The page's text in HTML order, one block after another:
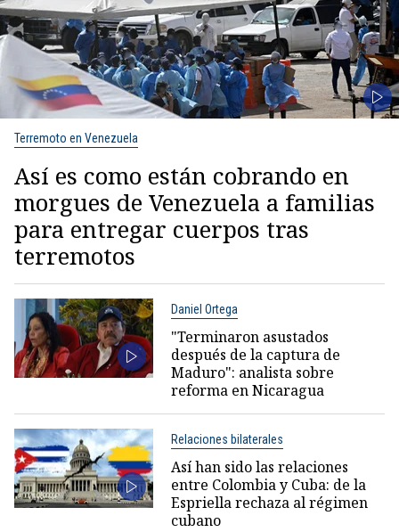
Terremoto en Venezuela
Así es como están cobrando en
morgues de Venezuela a familias
para entregar cuerpos tras
terremotos
Daniel Ortega
"Terminaron asustados
después de la captura de
Maduro": analista sobre
reforma en Nicaragua
Relaciones bilaterales
Así han sido las relaciones
entre Colombia y Cuba: de la
Espriella rechaza al régimen
cubano